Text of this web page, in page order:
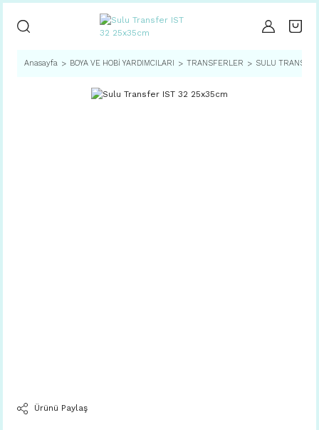
Anasayfa BOYA VE HOBİ YARDIMCILARI TRANSFERLER SULU
Ürünü Paylaş